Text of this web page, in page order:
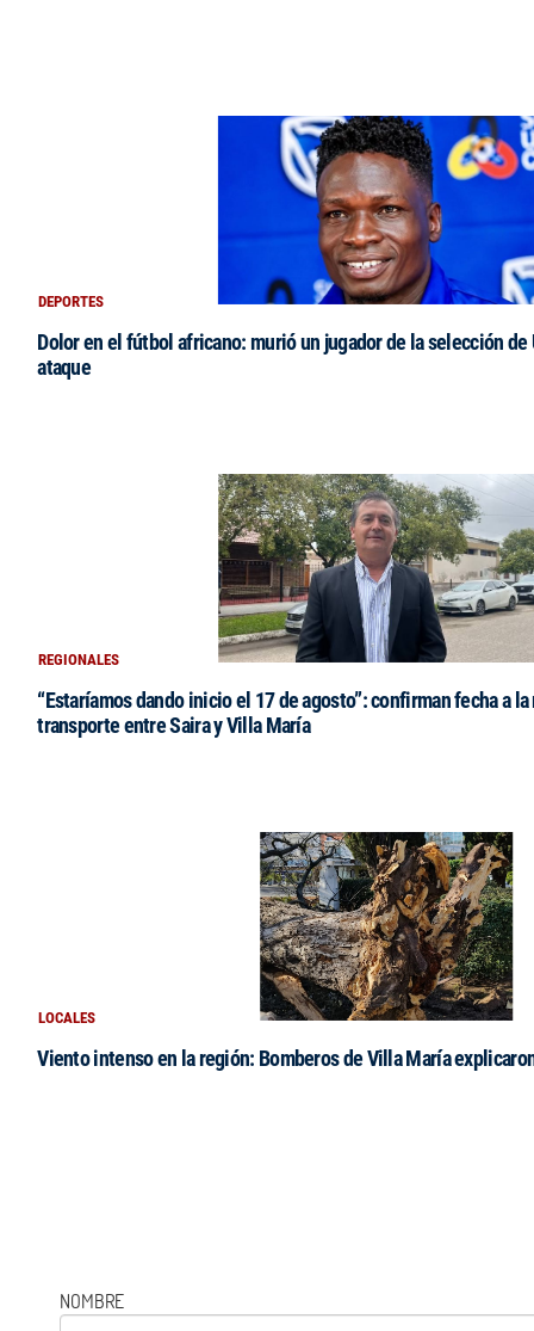
DEPORTES
Dolor en el fútbol africano: murió un jugador de la selección
ataque
REGIONALES
“Estaríamos dando inicio el 17 de agosto”: confirman fecha a
transporte entre Saira y Villa María
LOCALES
Viento intenso en la región: Bomberos de Villa María
NOMBRE